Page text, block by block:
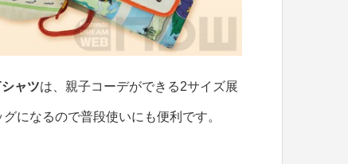
ャツは、親子コーデができる2サイズ展
になるので普段使いにも便利です。